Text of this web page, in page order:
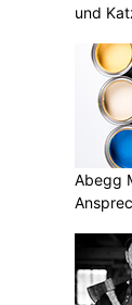
und
Abegg